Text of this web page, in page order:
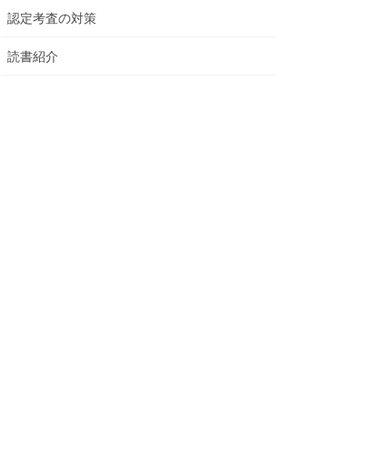
認定考査の対策
読書紹介